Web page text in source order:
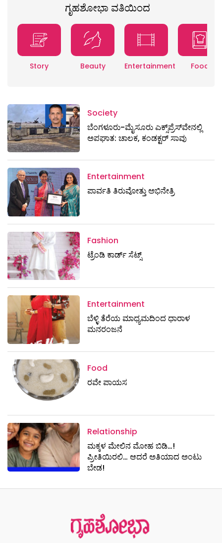
ಗೃಹಶೋಭಾ ವತಿಯಿಂದ
Story Beauty Entertainment Food
Society
ಬೆಂಗಳೂರು-ಮೈಸೂರು ಎಕ್ಸ್​ಪ್ರೆಸ್‌ವೇನಲ್ಲಿ
ಅಪಘಾತ: ಚಾಲಕ, ಕಂಡಕ್ಟರ್ ಸಾವು
Entertainment
ಪಾರ್ವತಿ ತಿರುವೋತ್ತು ಅಭಿನೇತ್ರಿ
Fashion
ಟ್ರೆಂಡಿ ಕಾರ್ಡ್‌ ಸೆಟ್ಸ್
Entertainment
ಬೆಳ್ಳಿ ತೆರೆಯ ಮಾಧ್ಯಮದಿಂದ ಧಾರಾಳ
ಮನರಂಜನೆ
Food
ರವೇ ಪಾಯಸ
Relationship
ಮಕ್ಕಳ ಮೇಲಿನ ಮೋಹ ಬಿಡಿ…!
ಪ್ರೀತಿಯಿರಲಿ… ಆದರೆ ಅತಿಯಾದ ಅಂಟು
ಬೇಡ!